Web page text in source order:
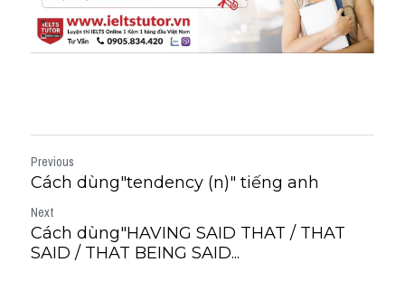
Previous
Cách dùng"tendency (n)" tiếng anh
Next
Cách dùng"HAVING SAID THAT / THAT
SAID / THAT BEING SAID...